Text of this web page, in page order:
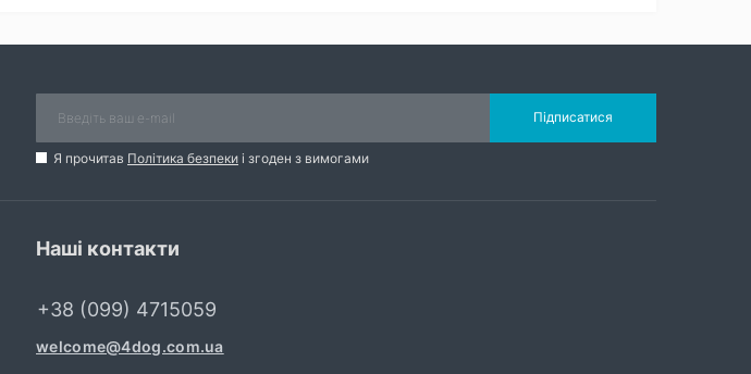
Підписатися
Я прочитав Політика безпеки і згоден з вимогами
Наші контакти
+38 (099) 4715059
welcome@4dog.com.ua